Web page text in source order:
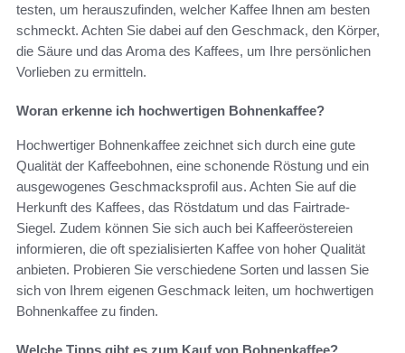
testen, um herauszufinden, welcher Kaffee Ihnen am besten
schmeckt. Achten Sie dabei auf den Geschmack, den Körper,
die Säure und das Aroma des Kaffees, um Ihre persönlichen
Vorlieben zu ermitteln.
Woran erkenne ich hochwertigen Bohnenkaffee?
Hochwertiger Bohnenkaffee zeichnet sich durch eine gute
Qualität der Kaffeebohnen, eine schonende Röstung und ein
ausgewogenes Geschmacksprofil aus. Achten Sie auf die
Herkunft des Kaffees, das Röstdatum und das Fairtrade-
Siegel. Zudem können Sie sich auch bei Kaffeeröstereien
informieren, die oft spezialisierten Kaffee von hoher Qualität
anbieten. Probieren Sie verschiedene Sorten und lassen Sie
sich von Ihrem eigenen Geschmack leiten, um hochwertigen
Bohnenkaffee zu finden.
Welche Tipps gibt es zum Kauf von Bohnenkaffee?